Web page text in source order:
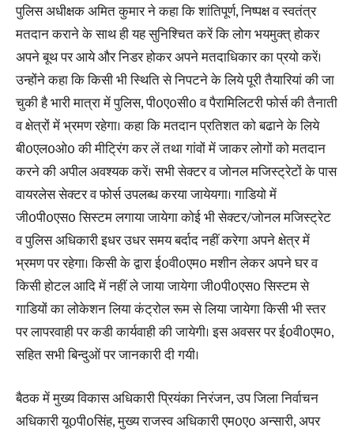
पुलिस अधीक्षक अमित कुमार ने कहा कि शांतिपूर्ण, निष्पक्ष व स्वतंत्र
मतदान कराने के साथ ही यह सुनिश्चित करें कि लोग भयमुक्त् होकर
अपने बूथ पर आये और निडर होकर अपने मतदाधिकार का प्रयो करें।
उन्होंने कहा कि किसी भी स्थिति से निपटने के लिये पूरी तैयारियां की जा
चुकी है भारी मात्रा में पुलिस, पी0ए0सी0 व पैरामिलिटरी फोर्स की तैनाती
व क्षेत्रों में भ्रमण रहेगा। कहा कि मतदान प्रतिशत को बढाने के लिये
बी0एल0ओ0 की मीट्रिंग कर लें तथा गांवों में जाकर लोगों को मतदान
करने की अपील अवश्यक करें। सभी सेक्टर व जोनल मजिस्ट्रेटों के पास
वायरलेस सेक्टर व फोर्स उपलब्ध करया जायेयगा। गाडियो में
जी0पी0एस0 सिस्टम लगाया जायेगा कोई भी सेक्टर/जोनल मजिस्ट्रेट
व पुलिस अधिकारी इधर उधर समय बर्दाद नहीं करेगा अपने क्षेत्र में
भ्रमण पर रहेगा। किसी के द्वारा ई0वी0एम0 मशीन लेकर अपने घर व
किसी होटल आदि में नहीं ले जाया जायेगा जी0पी0एस0 सिस्टम से
गाडियों का लोकेशन लिया कंट्रोल रूम से लिया जायेगा किसी भी स्तर
पर लापरवाही पर कडी कार्यवाही की जायेगी। इस अवसर पर ई0वी0एम0,
सहित सभी बिन्दुओं पर जानकारी दी गयी।
बैठक में मुख्य विकास अधिकारी प्रियंका निरंजन, उप जिला निर्वाचन
अधिकारी यू0पी0सिंह, मुख्य राजस्व अधिकारी एम0ए0 अन्सारी, अपर